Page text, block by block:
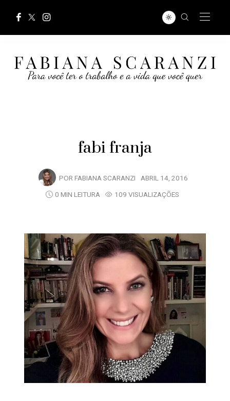
fabi franja
POR FABIANA SCARANZI ABRIL 14, 2016
0 MIN LEITURA
109 VISUALIZAÇÕES